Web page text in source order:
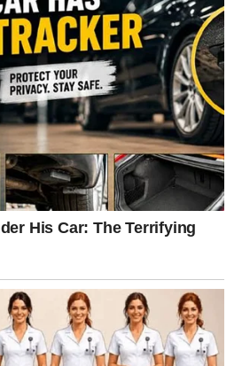
da ćuti i trpi. Dok su drugi
i nastavljao dalje. Čak i kada je
i kada mu je srce bilo slomljeno.
osećaj da im život stalno postavlja
da je konačno krenulo nabolje –
I tako godinama. Zato su mnogi
umorni od svega.
da karma nikada nije zaboravila
od najvažnijih perioda života.
će konačno moći da odahnu.
mučili počeće da se rešavaju, a